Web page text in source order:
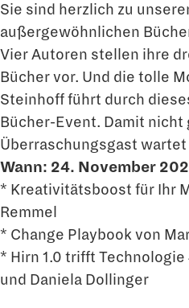
Sie sind herzlich zu
außergewöhnlichen
Vier Autoren stellen ihre
Bücher vor. Und die tolle
Steinhoff führt durch
Bücher-Event. Damit nicht
Überraschungsgast
Wann: 24. November
* Kreativitätsboost für Ihr
Remmel
* Change Playbook von
* Hirn 1.0 trifft
und Daniela Dollinger